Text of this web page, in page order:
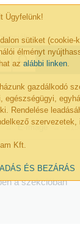
Ügyfelünk!
sütiket (cookie-
élményt
azalábbi linken.
gazdálkodó
egészségügyi,
Rendelése
Kft.
ÉS BEZÁRÁS
E-Image
a szekcióban